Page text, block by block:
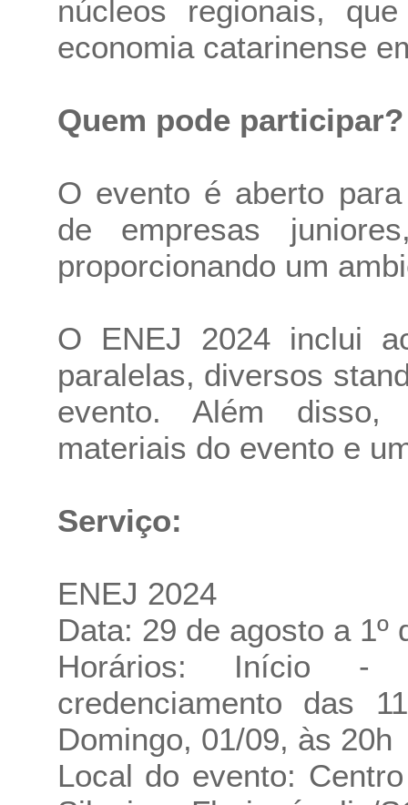
núcleos regionais,
economia catarinense
Quem pode participar?
O evento é aberto
de empresas
proporcionando um
O ENEJ 2024 inclui
paralelas, diversos
evento. Além disso,
materiais do evento e
Serviço:
ENEJ 2024
Data: 29 de agosto a 1º
Horários: Início -
credenciamento das
Domingo, 01/09, às 20h
Local do evento: